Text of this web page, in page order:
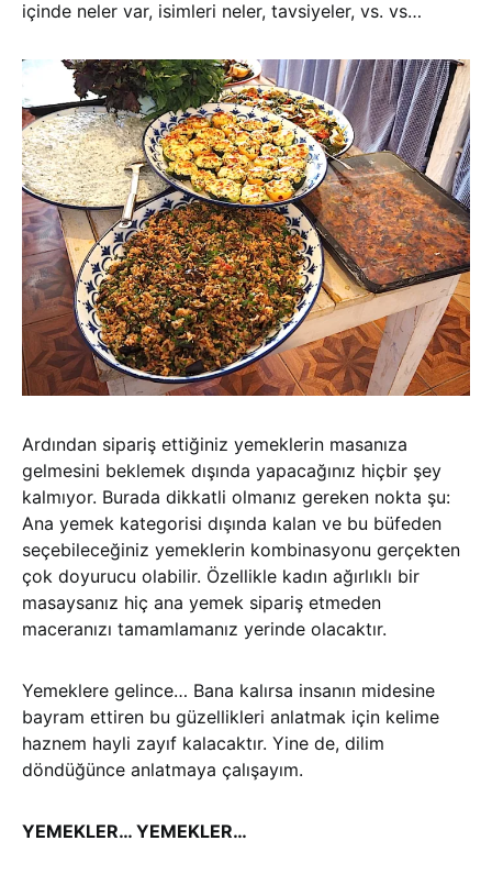
içinde neler var, isimleri neler, tavsiyeler, vs. vs…
Ardından sipariş ettiğiniz yemeklerin masanıza
gelmesini beklemek dışında yapacağınız hiçbir şey
kalmıyor. Burada dikkatli olmanız gereken nokta şu:
Ana yemek kategorisi dışında kalan ve bu büfeden
seçebileceğiniz yemeklerin kombinasyonu gerçekten
çok doyurucu olabilir. Özellikle kadın ağırlıklı bir
masaysanız hiç ana yemek sipariş etmeden
maceranızı tamamlamanız yerinde olacaktır.
Yemeklere gelince… Bana kalırsa insanın midesine
bayram ettiren bu güzellikleri anlatmak için kelime
haznem hayli zayıf kalacaktır. Yine de, dilim
döndüğünce anlatmaya çalışayım.
YEMEKLER… YEMEKLER…